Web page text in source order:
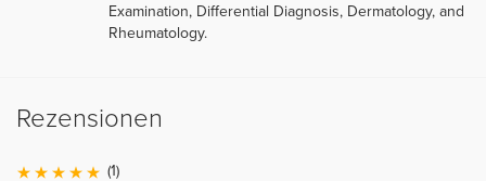
Examination, Differential Diagnosis, Dermatology, and
Rheumatology.
Rezensionen
(1)